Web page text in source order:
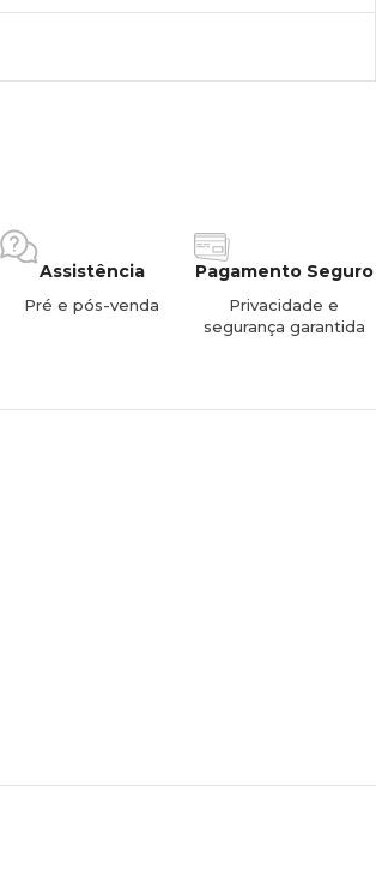
Assistência
Pré e pós-venda
Pagamento Seguro
Privacidade e
segurança garantida